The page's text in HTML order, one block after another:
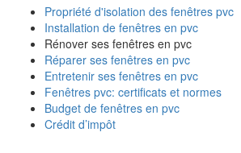
Propriété d'isolation des fenêtres pvc
Installation de fenêtres en pvc
Rénover ses fenêtres en pvc
Réparer ses fenêtres en pvc
Entretenir ses fenêtres en pvc
Fenêtres pvc: certificats et normes
Budget de fenêtres en pvc
Crédit d’impôt